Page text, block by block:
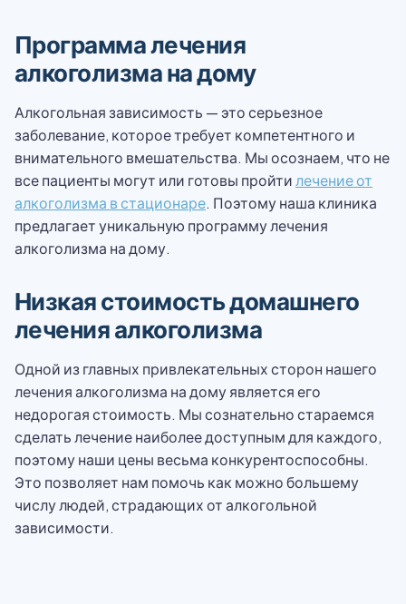
Программа лечения
алкоголизма на дому
Алкогольная зависимость — это серьезное
заболевание, которое требует компетентного и
внимательного вмешательства. Мы осознаем, что не
все пациенты могут или готовы пройти лечение от
алкоголизма в стационаре. Поэтому наша клиника
предлагает уникальную программу лечения
алкоголизма на дому.
Низкая стоимость домашнего
лечения алкоголизма
Одной из главных привлекательных сторон нашего
лечения алкоголизма на дому является его
недорогая стоимость. Мы сознательно стараемся
сделать лечение наиболее доступным для каждого,
поэтому наши цены весьма конкурентоспособны.
Это позволяет нам помочь как можно большему
числу людей, страдающих от алкогольной
зависимости.